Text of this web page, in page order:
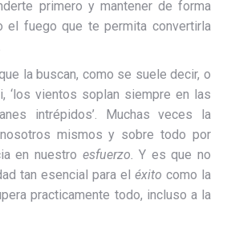
primero y mantener de forma
el fuego que te permita convertirla
la buscan, como se suele decir, o
‘los vientos soplan siempre en las
intrépidos’. Muchas veces la
mismos y sobre todo por
en nuestro esfuerzo. Y es que no
tan esencial para el éxito como la
practicamente todo, incluso a la